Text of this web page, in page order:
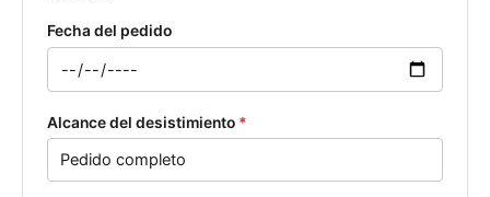
Fecha del pedido
Alcance del desistimiento *